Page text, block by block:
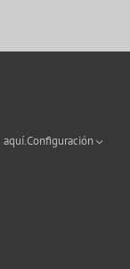
aquí.Configuración